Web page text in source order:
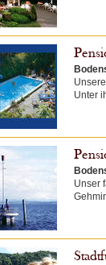
Unter
Unser